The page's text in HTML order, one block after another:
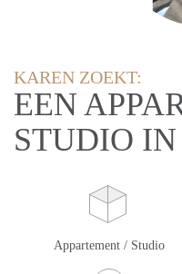
KAREN ZOEKT:
EEN
STUDIO
Appartement / Studio